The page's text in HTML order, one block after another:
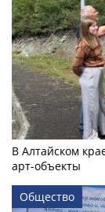
В Алтайском
арт-объекты
Общество